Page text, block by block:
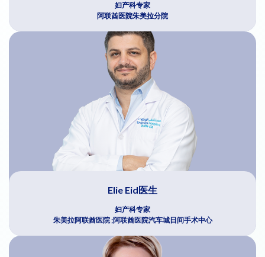
妇产科专家
阿联酋医院朱美拉分院
Elie Eid医生
妇产科专家
朱美拉阿联酋医院 ;阿联酋医院汽车城日间手术中心